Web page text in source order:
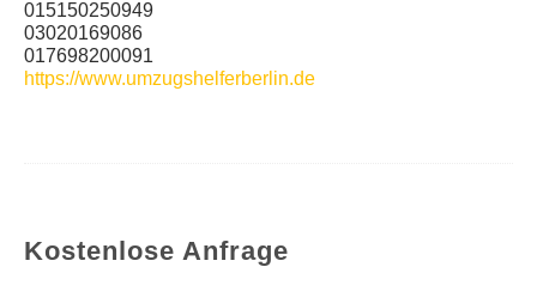
015150250949
03020169086
017698200091
https://www.umzugshelferberlin.de
Kostenlose Anfrage